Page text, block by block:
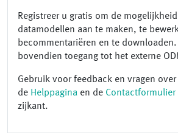
Registreer u gratis om de
datamodellen aan te maken, te
becommentariëren en te
bovendien toegang tot het externe
Gebruik voor feedback en vragen
de Helppagina en de Contactformulier
zijkant.